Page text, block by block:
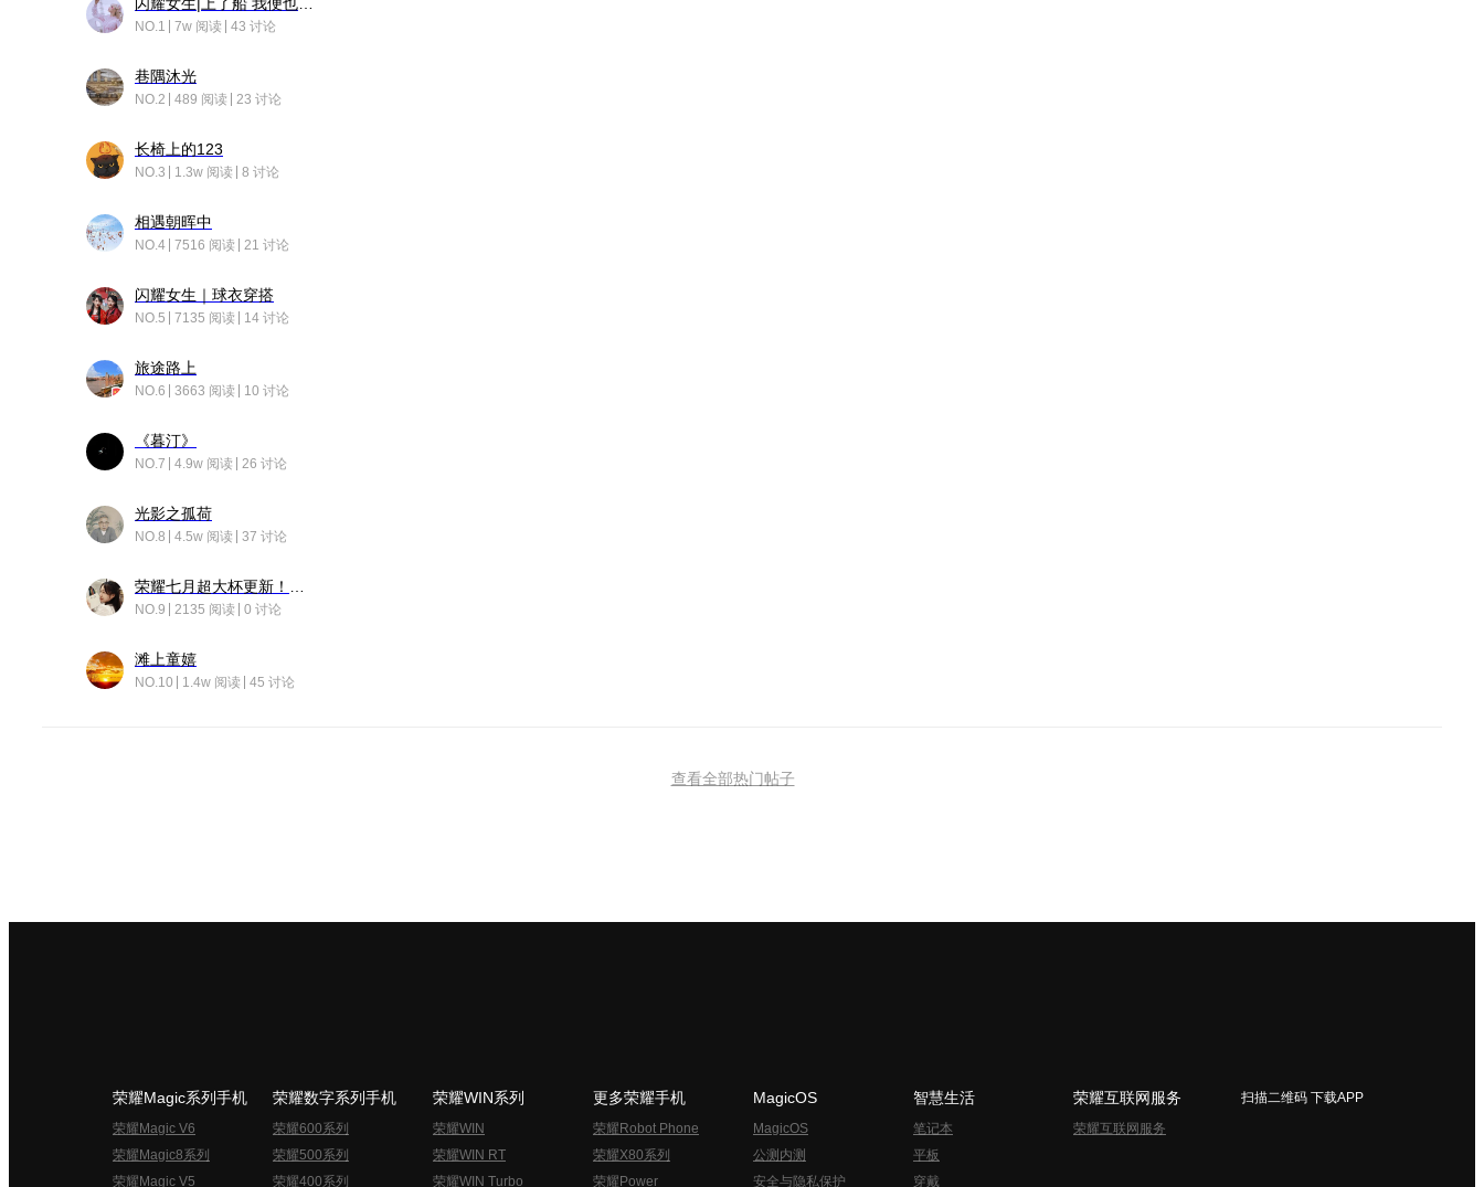
NO.1 7w 阅读 43 讨论
巷隅沐光
NO.2 489 阅读 23 讨论
长椅上的123
NO.3 1.3w 阅读 8 讨论
相遇朝晖中
NO.4 7516 阅读 21 讨论
闪耀女生｜球衣穿搭
NO.5 7135 阅读 14 讨论
旅途路上
NO.6 3663 阅读 10 讨论
《暮汀》
NO.7 4.9w 阅读 26 讨论
光影之孤荷
NO.8 4.5w 阅读 37 讨论
NO.9 2135 阅读 0 讨论
滩上童嬉
NO.10 1.4w 阅读 45 讨论
查看全部热门帖子
荣耀Magic系列手机
荣耀Magic V6
荣耀Magic8系列
荣耀Magic V5
荣耀数字系列手机
荣耀600系列
荣耀500系列
荣耀400系列
荣耀WIN系列
荣耀WIN
荣耀WIN RT
荣耀WIN Turbo
更多荣耀手机
荣耀Robot Phone
荣耀X80系列
荣耀Power
MagicOS
MagicOS
公测内测
安全与隐私保护
智慧生活
笔记本
平板
穿戴
荣耀互联网服务
荣耀互联网服务
扫描二维码 下载APP